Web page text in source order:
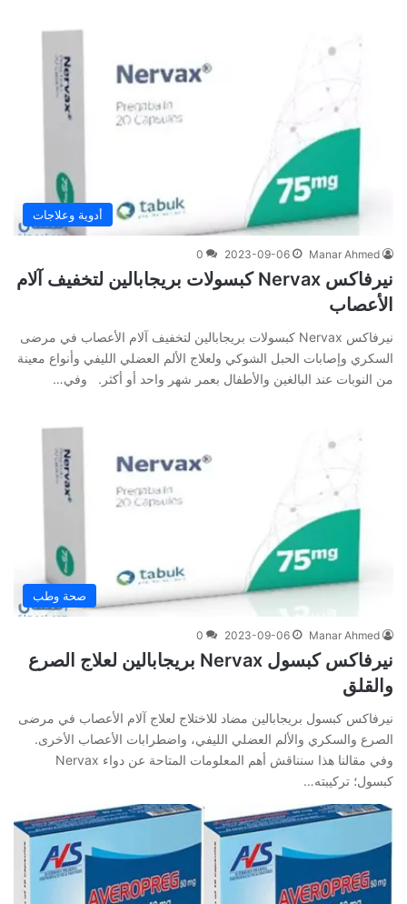
أدوية وعلاجات
Manar Ahmed
2023-09-06
0
نيرفاكس Nervax كبسولات بريجابالين لتخفيف آلام
الأعصاب
نيرفاكس Nervax كبسولات بريجابالين لتخفيف آلام الأعصاب في مرضى
السكري وإصابات الحبل الشوكي ولعلاج الألم العضلي الليفي وأنواع معينة
من النوبات عند البالغين والأطفال بعمر شهر واحد أو أكثر. وفي‌…
صحة وطب
Manar Ahmed
2023-09-06
0
نيرفاكس كبسول Nervax بريجابالين لعلاج الصرع
والقلق
نيرفاكس كبسول بريجابالين مضاد للاختلاج لعلاج آلام الأعصاب في مرضى
الصرع والسكري والألم العضلي الليفي، واضطرابات الأعصاب الأخرى.
وفي‌ ‌مقالنا‌ ‌هذا‌ ‌سنناقش‌ ‌أهم‌ ‌المعلومات‌ ‌المتاحة‌ ‌عن‌ دواء Nervax
كبسول؛ ‌تركيبته‌…